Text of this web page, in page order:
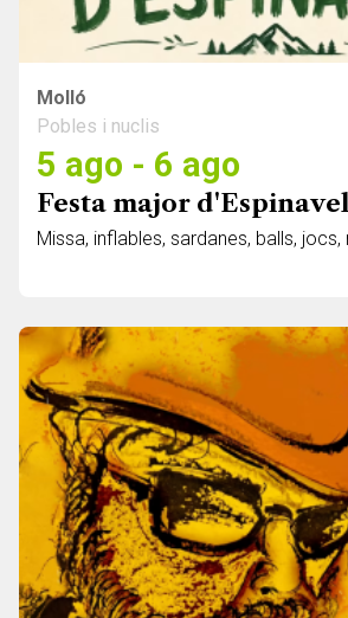
Molló
Pobles i nuclis
5 ago - 6 ago
Festa major
Missa, inflables, sardanes, balls,